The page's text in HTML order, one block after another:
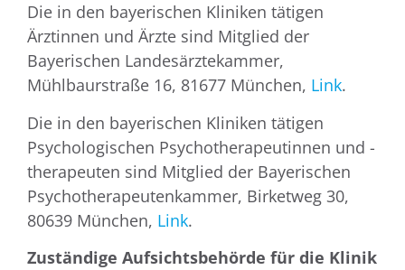
Die in den bayerischen Kliniken tätigen
Ärztinnen und Ärzte sind Mitglied der
Bayerischen Landesärztekammer,
Mühlbaurstraße 16, 81677 München, Link.
Die in den bayerischen Kliniken tätigen
Psychologischen Psychotherapeutinnen und -
therapeuten sind Mitglied der Bayerischen
Psychotherapeutenkammer, Birketweg 30,
80639 München, Link.
Zuständige Aufsichtsbehörde für die Klinik